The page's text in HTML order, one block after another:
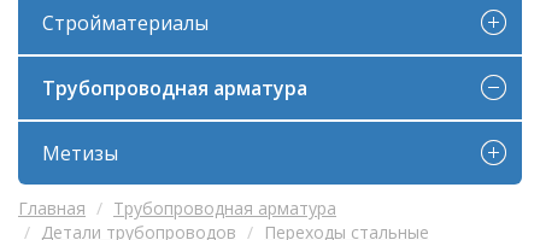
Стройматериалы
Трубопроводная арматура
Метизы
Главная
Трубопроводная арматура
Детали трубопроводов
Переходы стальные